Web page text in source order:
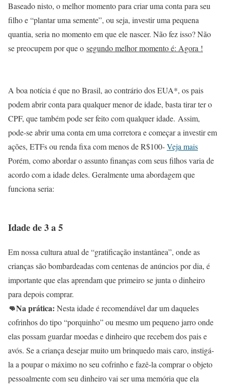
Baseado nisto, o melhor momento para criar uma conta para seu
filho e “plantar uma semente”, ou seja, investir uma pequena
quantia, seria no momento em que ele nascer. Não fez isso? Não
se preocupem por que o segundo melhor momento é: Agora !
A boa notícia é que no Brasil, ao contrário dos EUA*, os pais
podem abrir conta para qualquer menor de idade, basta tirar ter o
CPF, que também pode ser feito com qualquer idade. Assim,
pode-se abrir uma conta em uma corretora e começar a investir em
ações, ETFs ou renda fixa com menos de R$100-Veja mais
Porém, como abordar o assunto finanças com seus filhos varia de
acordo com a idade deles. Geralmente uma abordagem que
funciona seria:
Idade de 3 a 5
Em nossa cultura atual de “gratificação instantânea”, onde as
crianças são bombardeadas com centenas de anúncios por dia, é
importante que elas aprendam que primeiro se junta o dinheiro
para depois comprar.
👊Na prática: Nesta idade é recomendável dar um daqueles
cofrinhos do tipo “porquinho” ou mesmo um pequeno jarro onde
elas possam guardar moedas e dinheiro que recebem dos pais e
avós. Se a criança desejar muito um brinquedo mais caro, instigá-
la a poupar o máximo no seu cofrinho e fazê-la comprar o objeto
pessoalmente com seu dinheiro vai ser uma memória que ela